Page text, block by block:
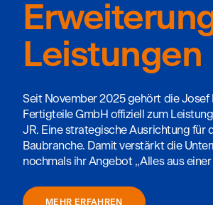
Leistungen
Seit November 2025 gehört die Josef
Fertigteile GmbH offiziell zum
JR. Eine strategische Ausrichtung für
Baubranche. Damit verstärkt die
nochmals ihr Angebot „Alles aus einer
MEHR ERFAHREN